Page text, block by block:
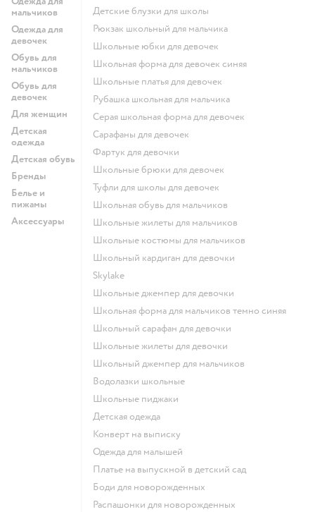
мальчиков
Одежда для
девочек
Обувь для
мальчиков
Обувь для
девочек
Для женщин
Детская
одежда
Детская обувь
Бренды
Белье и
пижамы
Аксессуары
Детские блузки для школы
Рюкзак школьный для мальчика
Школьные юбки для девочек
Школьная форма для девочек синяя
Школьные платья для девочек
Рубашка школьная для мальчика
Серая школьная форма для девочек
Сарафаны для девочек
Фартук для девочки
Школьные брюки для девочек
Туфли для школы для девочек
Школьная обувь для мальчиков
Школьные жилеты для мальчиков
Школьные костюмы для мальчиков
Школьный кардиган для девочки
Skylake
Школьные джемпер для девочки
Школьная форма для мальчиков темно синяя
Школьный сарафан для девочки
Школьные жилеты для девочки
Школьный джемпер для мальчиков
Водолазки школьные
Школьные пиджаки
Детская одежда
Конверт на выписку
Одежда для малышей
Платье на выпускной в детский сад
Боди для новорожденных
Распашонки для новорожденных